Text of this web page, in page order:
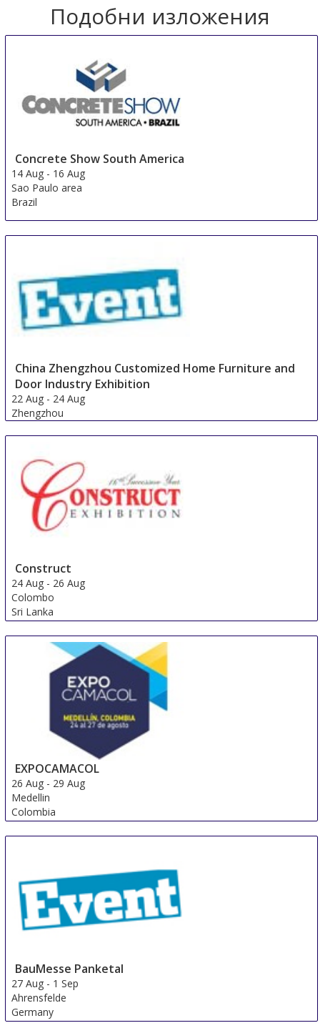
Подобни изложения
Concrete Show South America
14 Aug - 16 Aug
Sao Paulo area
Brazil
China Zhengzhou Customized Home Furniture and
Door Industry Exhibition
22 Aug - 24 Aug
Zhengzhou
Construct
24 Aug - 26 Aug
Colombo
Sri Lanka
EXPOCAMACOL
26 Aug - 29 Aug
Medellin
Colombia
BauMesse Panketal
27 Aug - 1 Sep
Ahrensfelde
Germany